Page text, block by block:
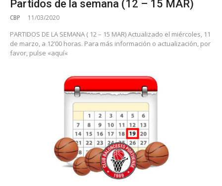
Partidos de la semana (12 – 15 MAR)
CBP 11/03/2020
PARTIDOS DE LA SEMANA ( 12 – 15 MAR) Actualizado el miércoles, 11
de marzo, a 12’00 horas. Para más información o actualización, por
favor, pulse «aquí«